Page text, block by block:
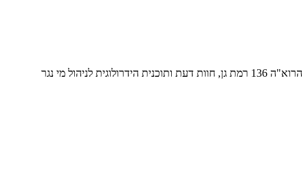
הרוא"ה 136 רמת גן, חוות דעת ותוכנית הידרולוגית לניהול מי נגר